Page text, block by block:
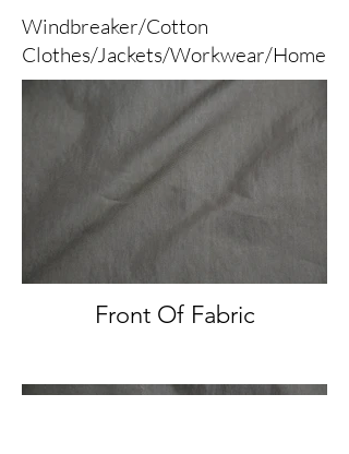
Windbreaker/Cotton
Clothes/Jackets/Workwear/Home
Front Of Fabric